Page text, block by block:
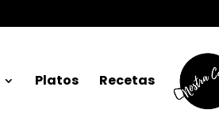
Platos Recetas